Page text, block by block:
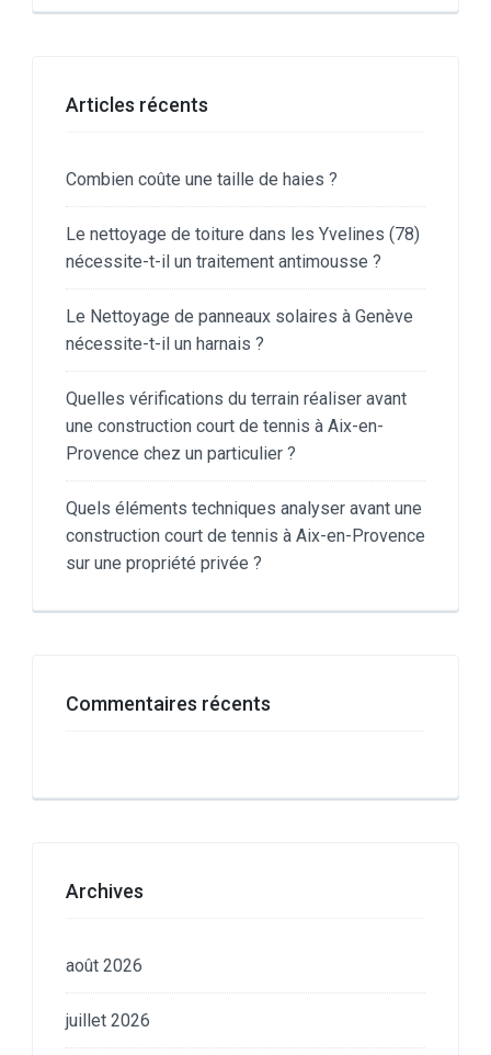
Articles récents
Combien coûte une taille de haies ?
Le nettoyage de toiture dans les Yvelines (78)
nécessite-t-il un traitement antimousse ?
Le Nettoyage de panneaux solaires à Genève
nécessite-t-il un harnais ?
Quelles vérifications du terrain réaliser avant
une construction court de tennis à Aix-en-
Provence chez un particulier ?
Quels éléments techniques analyser avant une
construction court de tennis à Aix-en-Provence
sur une propriété privée ?
Commentaires récents
Archives
août 2026
juillet 2026